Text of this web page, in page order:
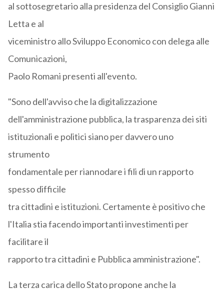
al sottosegretario alla presidenza del Consiglio Gianni
Letta e al
viceministro allo Sviluppo Economico con delega alle
Comunicazioni,
Paolo Romani presenti all'evento.
"Sono dell'avviso che la digitalizzazione
dell'amministrazione pubblica, la trasparenza dei siti
istituzionali e politici siano per davvero uno
strumento
fondamentale per riannodare i fili di un rapporto
spesso difficile
tra cittadini e istituzioni. Certamente è positivo che
l'Italia stia facendo importanti investimenti per
facilitare il
rapporto tra cittadini e Pubblica amministrazione".
La terza carica dello Stato propone anche la